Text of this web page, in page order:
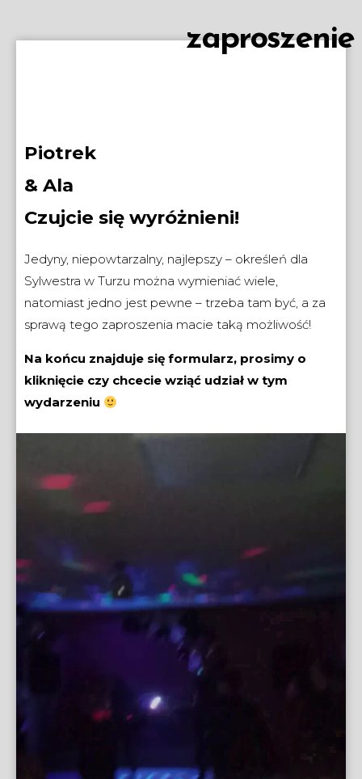
Piotrek
& Ala
Czujcie się wyróżnieni!
Jedyny, niepowtarzalny, najlepszy – określeń dla
Sylwestra w Turzu można wymieniać wiele,
natomiast jedno jest pewne – trzeba tam być, a za
sprawą tego zaproszenia macie taką możliwość!
Na końcu znajduje się formularz, prosimy o
kliknięcie czy chcecie wziąć udział w tym
wydarzeniu
zaproszenie